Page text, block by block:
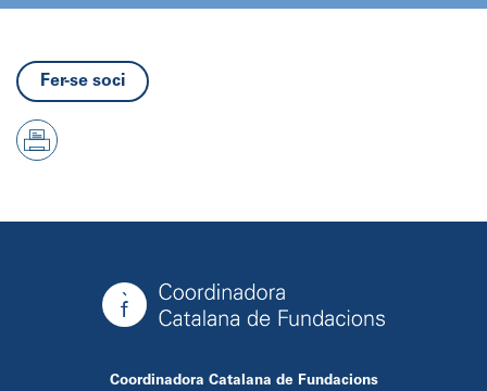
Fer-se soci
Coordinadora Catalana de Fundacions